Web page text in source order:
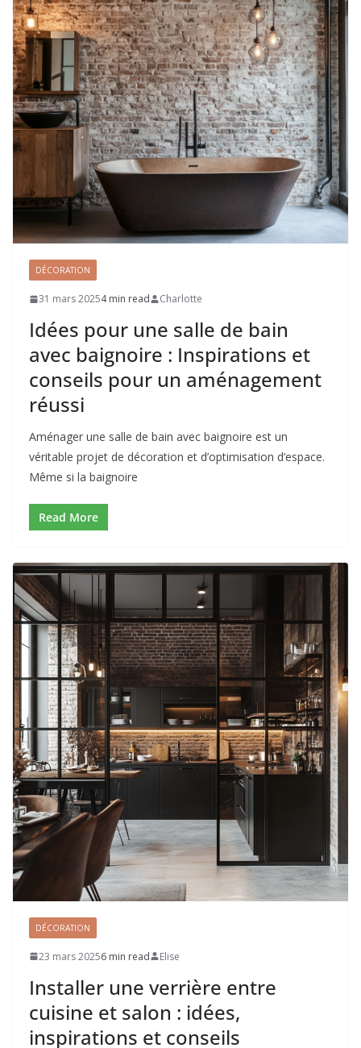
DÉCORATION
31 mars 20254 min read Charlotte
Idées pour une salle de bain
avec baignoire : Inspirations et
conseils pour un aménagement
réussi
Aménager une salle de bain avec baignoire est un
véritable projet de décoration et d’optimisation d’espace.
Même si la baignoire
Read More
DÉCORATION
23 mars 20256 min read Elise
Installer une verrière entre
cuisine et salon : idées,
inspirations et conseils